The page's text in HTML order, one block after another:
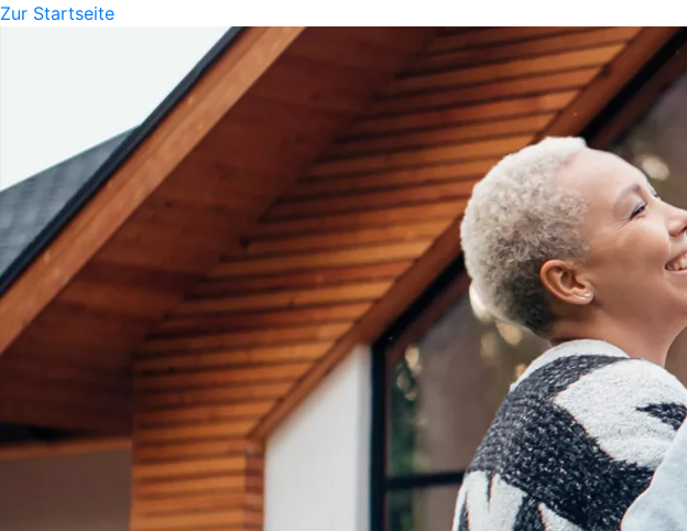
Zur Startseite